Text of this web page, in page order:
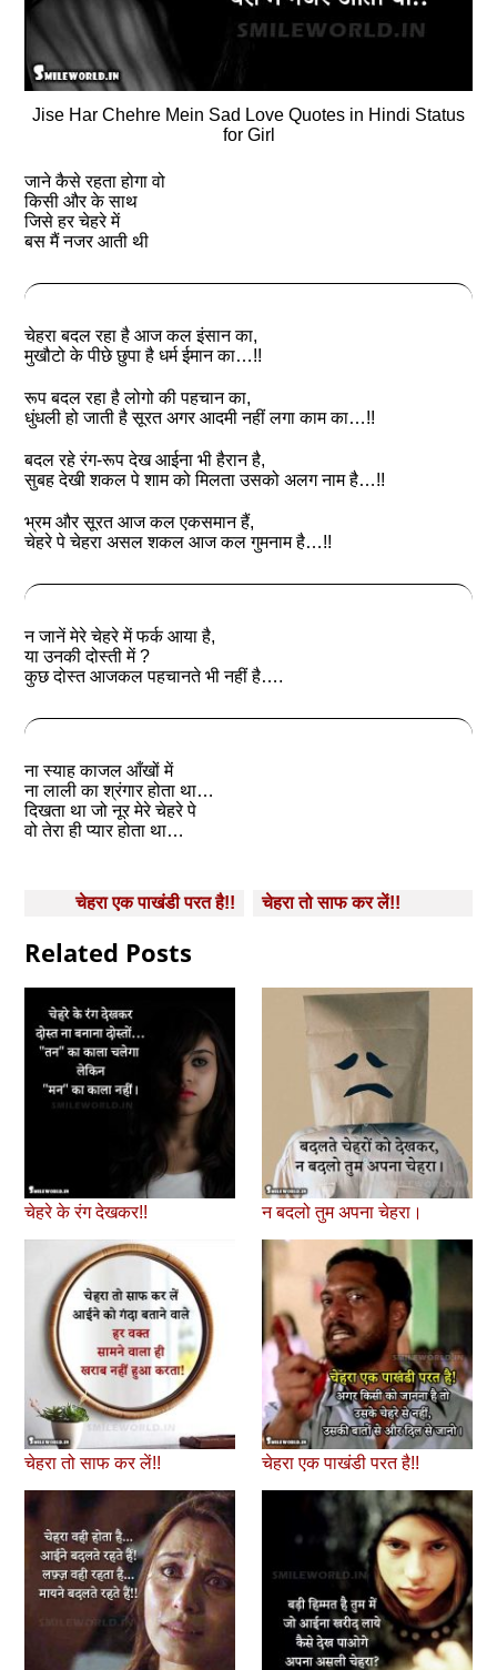
Jise Har Chehre Mein Sad Love Quotes in Hindi Status
for Girl
जाने कैसे रहता होगा वो
किसी और के साथ
जिसे हर चेहरे में
बस मैं नजर आती थी
चेहरा बदल रहा है आज कल इंसान का,
मुखौटो के पीछे छुपा है धर्म ईमान का…!!
रूप बदल रहा है लोगो की पहचान का,
धुंधली हो जाती है सूरत अगर आदमी नहीं लगा काम का…!!
बदल रहे रंग-रूप देख आईना भी हैरान है,
सुबह देखी शकल पे शाम को मिलता उसको अलग नाम है…!!
भ्रम और सूरत आज कल एकसमान हैं,
चेहरे पे चेहरा असल शकल आज कल गुमनाम है…!!
न जानें मेरे चेहरे में फर्क आया है,
या उनकी दोस्ती में ?
कुछ दोस्त आजकल पहचानते भी नहीं है….
ना स्याह काजल आँखों में
ना लाली का श्रंगार होता था…
दिखता था जो नूर मेरे चेहरे पे
वो तेरा ही प्यार होता था…
चेहरा एक पाखंडी परत है!! चेहरा तो साफ कर लें!!
Related Posts
चेहरे के रंग देखकर!! न बदलो तुम अपना चेहरा।
चेहरा तो साफ कर लें!! चेहरा एक पाखंडी परत है!!